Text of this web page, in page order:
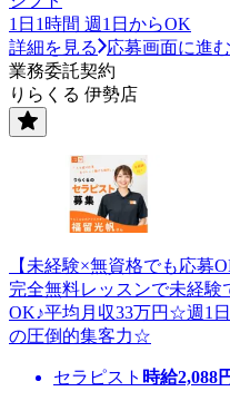
1日1時間 週1日からOK
詳細を見る
応募画面に進む
業務委託契約
りらくる 伊勢店
【未経験×無資格でも応募
完全無料レッスンで未経
OK♪平均月収33万円☆週1
の圧倒的集客力☆
セラピスト 時給2,088